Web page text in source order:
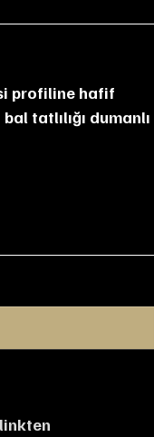
profiline hafif
tatlılığı dumanlı